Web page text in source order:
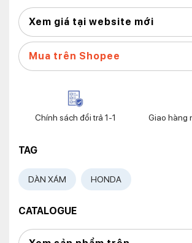
Xem giá tại website mới
Mua trên Shopee
Chính sách đổi trả 1-1 Giao hàng
TAG
DÀN XÁM HONDA
CATALOGUE